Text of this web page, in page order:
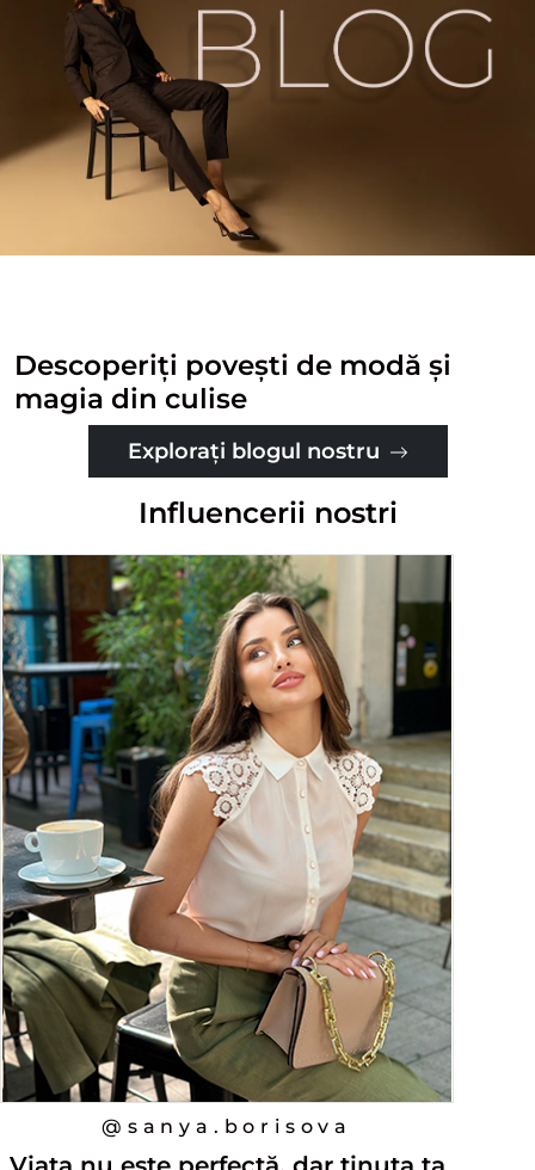
Descoperiți povești de modă și
magia din culise
Explorați blogul nostru
Influencerii nostri
@sanya.borisova